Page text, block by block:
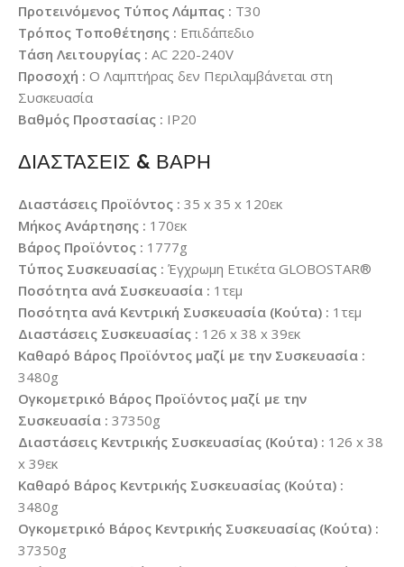
Προτεινόμενος Τύπος Λάμπας : T30
Τρόπος Τοποθέτησης : Επιδάπεδιο
Τάση Λειτουργίας : AC 220-240V
Προσοχή : Ο Λαμπτήρας δεν Περιλαμβάνεται στη
Συσκευασία
Βαθμός Προστασίας : IP20
ΔΙΑΣΤΑΣΕΙΣ & ΒΑΡΗ
Διαστάσεις Προϊόντος : 35 x 35 x 120εκ
Μήκος Ανάρτησης : 170εκ
Βάρος Προϊόντος : 1777g
Τύπος Συσκευασίας : Έγχρωμη Ετικέτα GLOBOSTAR®
Ποσότητα ανά Συσκευασία : 1τεμ
Ποσότητα ανά Κεντρική Συσκευασία (Κούτα) : 1τεμ
Διαστάσεις Συσκευασίας : 126 x 38 x 39εκ
Καθαρό Βάρος Προϊόντος μαζί με την Συσκευασία :
3480g
Ογκομετρικό Βάρος Προϊόντος μαζί με την
Συσκευασία : 37350g
Διαστάσεις Κεντρικής Συσκευασίας (Κούτα) : 126 x 38
x 39εκ
Καθαρό Βάρος Κεντρικής Συσκευασίας (Κούτα) :
3480g
Ογκομετρικό Βάρος Κεντρικής Συσκευασίας (Κούτα) :
37350g